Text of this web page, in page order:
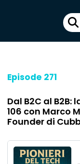
Episode 271
Dal B2C al B2B:
106 con Marco
Founder di